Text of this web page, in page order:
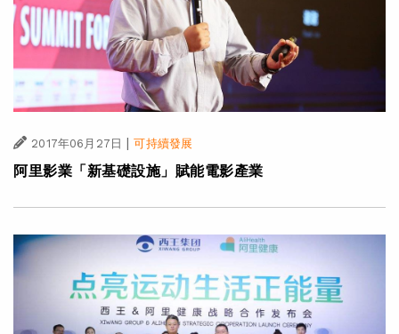
2017年06月27日 | 可持續發展
阿里影業「新基礎設施」賦能電影產業